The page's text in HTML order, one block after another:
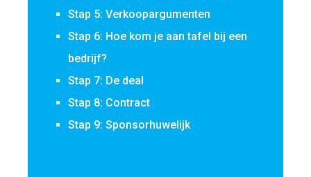
Stap 5: Verkoopargumenten
Stap 6: Hoe kom je aan tafel bij een
bedrijf?
Stap 7: De deal
Stap 8: Contract
Stap 9: Sponsorhuwelijk